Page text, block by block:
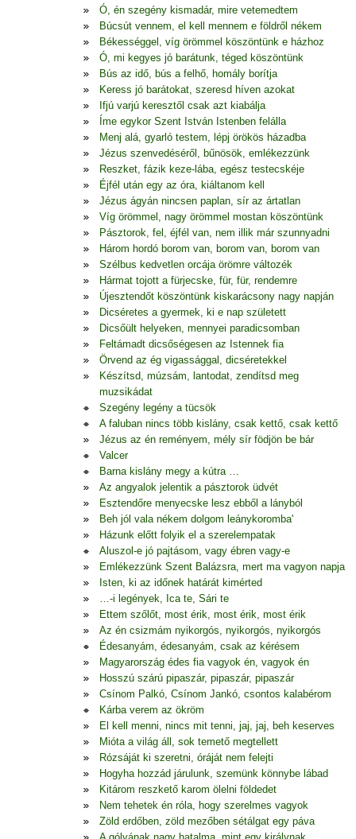
Ó, én szegény kismadár, mire vetemedtem
Búcsút vennem, el kell mennem e földről nékem
Békességgel, víg örömmel köszöntünk e házhoz
Ó, mi kegyes jó barátunk, téged köszöntünk
Bús az idő, bús a felhő, homály borítja
Keress jó barátokat, szeresd híven azokat
Ifjú varjú keresztől csak azt kiabálja
Íme egykor Szent István Istenben felálla
Menj alá, gyarló testem, lépj örökös házadba
Jézus szenvedéséről, bűnösök, emlékezzünk
Reszket, fázik keze-lába, egész testecskéje
Éjfél után egy az óra, kiáltanom kell
Jézus ágyán nincsen paplan, sír az ártatlan
Víg örömmel, nagy örömmel mostan köszöntünk
Pásztorok, fel, éjfél van, nem illik már szunnyadni
Három hordó borom van, borom van, borom van
Szélbus kedvetlen orcája örömre változék
Hármat tojott a fürjecske, für, für, rendemre
Újesztendőt köszöntünk kiskarácsony nagy napján
Dicséretes a gyermek, ki e nap született
Dicsőült helyeken, mennyei paradicsomban
Feltámadt dicsőségesen az Istennek fia
Örvend az ég vigassággal, dicséretekkel
Készítsd, múzsám, lantodat, zendítsd meg
muzsikádat
Szegény legény a tücsök
A faluban nincs több kislány, csak kettő, csak kettő
Jézus az én reményem, mély sír födjön be bár
Valcer
Barna kislány megy a kútra …
Az angyalok jelentik a pásztorok üdvét
Esztendőre menyecske lesz ebből a lányból
Beh jól vala nékem dolgom leánykoromba'
Házunk előtt folyik el a szerelempatak
Aluszol-e jó pajtásom, vagy ébren vagy-e
Emlékezzünk Szent Balázsra, mert ma vagyon napja
Isten, ki az időnek határát kimérted
…-i legények, Ica te, Sári te
Ettem szőlőt, most érik, most érik, most érik
Az én csizmám nyikorgós, nyikorgós, nyikorgós
Édesanyám, édesanyám, csak az kérésem
Magyarország édes fia vagyok én, vagyok én
Hosszú szárú pipaszár, pipaszár, pipaszár
Csínom Palkó, Csínom Jankó, csontos kalabérom
Kárba verem az ökröm
El kell menni, nincs mit tenni, jaj, jaj, beh keserves
Mióta a világ áll, sok temető megtellett
Rózsáját ki szeretni, óráját nem felejti
Hogyha hozzád járulunk, szemünk könnybe lábad
Kitárom reszkető karom ölelni földedet
Nem tehetek én róla, hogy szerelmes vagyok
Zöld erdőben, zöld mezőben sétálgat egy páva